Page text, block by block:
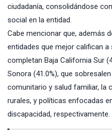
ciudadanía, consolidándose
social en la entidad.
Cabe mencionar que, además
entidades que mejor califican a
completan Baja California Sur
Sonora (41.0%), que
comunitario y salud familiar, la
rurales, y políticas enfocadas
discapacidad, respectivamente.